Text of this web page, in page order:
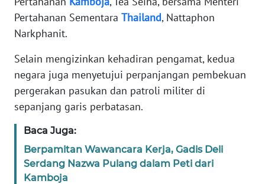
Pertahanan Sementara Thailand, Nattaphon
Narkphanit.
Selain mengizinkan kehadiran pengamat, kedua
negara juga menyetujui perpanjangan pembekuan
pergerakan pasukan dan patroli militer di
sepanjang garis perbatasan.
Baca Juga:
Berpamitan Wawancara Kerja, Gadis Deli
Serdang Nazwa Pulang dalam Peti dari
Kamboja
REDAKSI
KARIR
DISCLAIMER
Wahana
News
Regional
WN
SUMUT